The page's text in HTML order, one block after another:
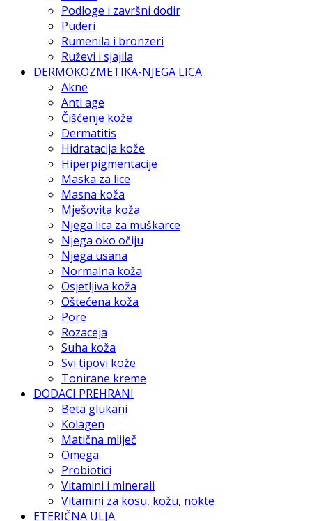
Podloge i završni dodir
Puderi
Rumenila i bronzeri
Ruževi i sjajila
DERMOKOZMETIKA-NJEGA LICA
Akne
Anti age
Čišćenje kože
Dermatitis
Hidratacija kože
Hiperpigmentacije
Maska za lice
Masna koža
Mješovita koža
Njega lica za muškarce
Njega oko očiju
Njega usana
Normalna koža
Osjetljiva koža
Oštećena koža
Pore
Rozaceja
Suha koža
Svi tipovi kože
Tonirane kreme
DODACI PREHRANI
Beta glukani
Kolagen
Matična mliječ
Omega
Probiotici
Vitamini i minerali
Vitamini za kosu, kožu, nokte
ETERIČNA ULJA